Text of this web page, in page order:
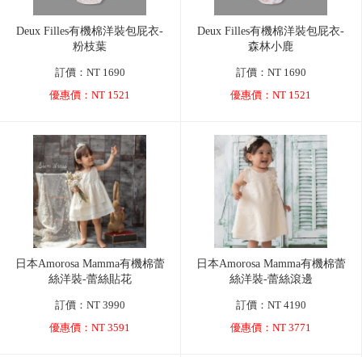
Deux Filles有機棉洋裝包屁衣-
粉枝葉
訂價：NT 1690
優惠價：NT 1521
Deux Filles有機棉洋裝包屁衣-
森林小鹿
訂價：NT 1690
優惠價：NT 1521
日本Amorosa Mamma有機棉蕾
絲洋裝-蕾絲貼花
訂價：NT 3990
優惠價：NT 3591
日本Amorosa Mamma有機棉蕾
絲洋裝-蕾絲滾邊
訂價：NT 4190
優惠價：NT 3771